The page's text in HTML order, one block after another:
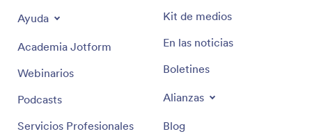
Ayuda
Academia Jotform
Webinarios
Podcasts
Servicios Profesionales
Kit de medios
En las noticias
Boletines
Alianzas
Blog